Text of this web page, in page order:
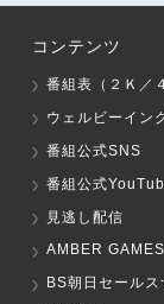
コンテンツ
番組表（２Ｋ／
ウェルビーイン
番組公式SNS
番組公式
見逃し配信
AMBER GAMES
BS朝日セールス